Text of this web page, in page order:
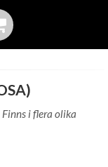
i flera olika